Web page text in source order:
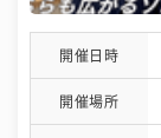
開催日時
開催場所